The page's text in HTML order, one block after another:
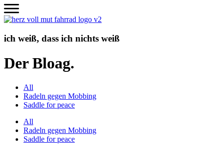
Zum
Inhalt
wechseln
ich weiß, dass ich nichts weiß
Der Bloag.
All
Radeln gegen Mobbing
Saddle for peace
All
Radeln gegen Mobbing
Saddle for peace